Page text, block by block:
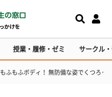
授業・履修・ゼミ サークル
もふもふボディ！ 無防備な姿でくつろぐ